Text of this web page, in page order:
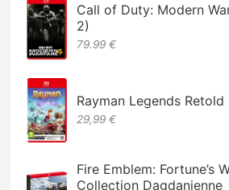
Call of Duty: Modern
2)
79.99 €
Rayman Legends
29,99 €
Fire Emblem: Fortune’s
Collection Dagdanienne